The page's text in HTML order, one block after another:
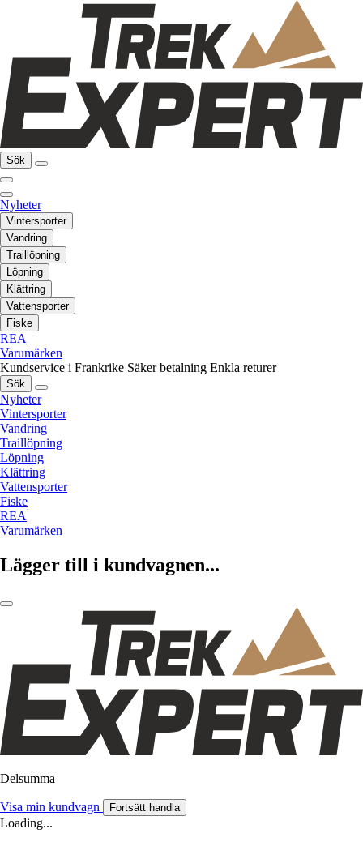
Sök
Nyheter
Vintersporter
Vandring
Traillöpning
Löpning
Klättring
Vattensporter
Fiske
REA
Varumärken
Kundservice i Frankrike Säker betalning Enkla returer
Sök
Nyheter
Vintersporter
Vandring
Traillöpning
Löpning
Klättring
Vattensporter
Fiske
REA
Varumärken
Lägger till i kundvagnen...
Delsumma
Visa min kundvagn Fortsätt handla
Loading...